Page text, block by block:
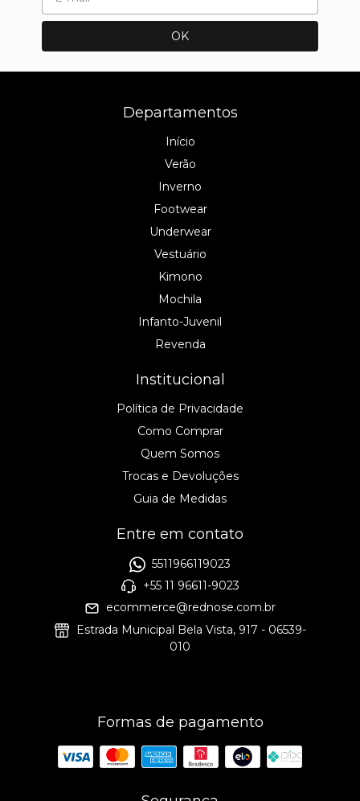
Departamentos
Início
Verão
Inverno
Footwear
Underwear
Vestuário
Kimono
Mochila
Infanto-Juvenil
Revenda
Institucional
Política de Privacidade
Como Comprar
Quem Somos
Trocas e Devoluções
Guia de Medidas
Entre em contato
5511966119023
+55 11 96611-9023
ecommerce@rednose.com.br
Estrada Municipal Bela Vista, 917 - 06539-
010
Formas de pagamento